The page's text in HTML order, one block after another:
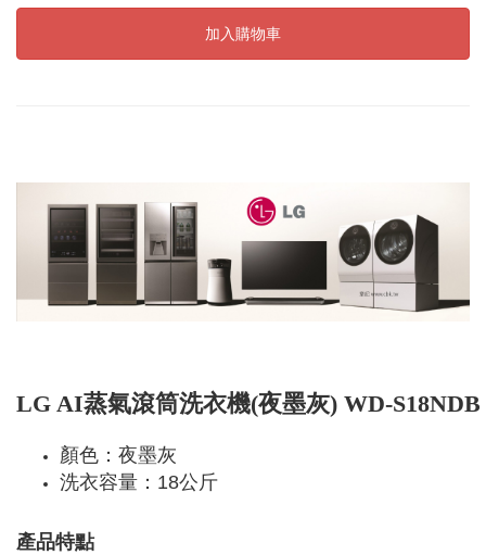
加入購物車
LG AI蒸氣滾筒洗衣機(夜墨灰) WD-S18NDB
顏色：夜墨灰
洗衣容量：18公斤
產品特點